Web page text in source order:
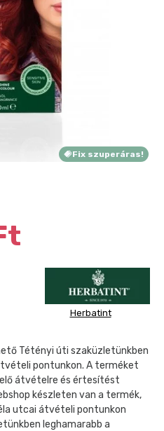
Fix szuperáras!
Herbatint
Tétényi úti szaküzletünkben
pontunkon. A terméket
átvételre és értesítést
készleten van a termék,
utcai átvételi pontunkon
leghamarabb a